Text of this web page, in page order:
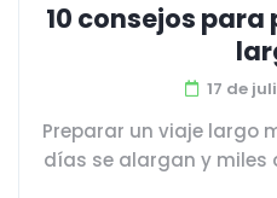
10 consejos
17 de
Preparar un viaje largo
días se alargan y miles